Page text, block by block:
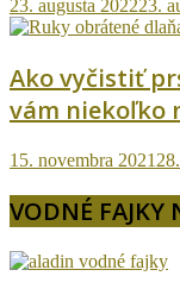
23. augusta 202223.
Ako vyčistiť
vám niekoľko
15. novembra 2021
VODNÉ FAJKY